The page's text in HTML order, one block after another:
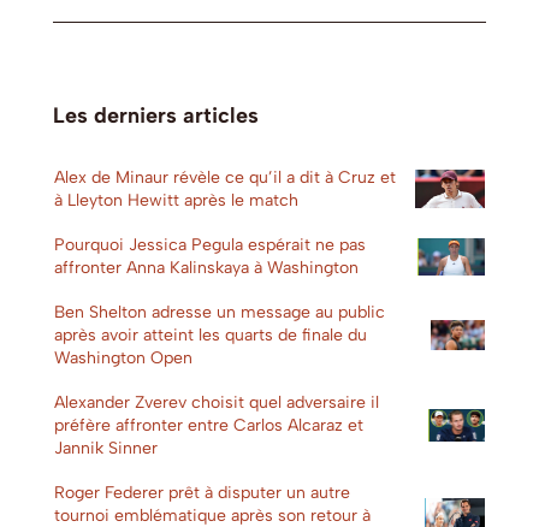
Les derniers articles
Alex de Minaur révèle ce qu’il a dit à Cruz et
à Lleyton Hewitt après le match
Pourquoi Jessica Pegula espérait ne pas
affronter Anna Kalinskaya à Washington
Ben Shelton adresse un message au public
après avoir atteint les quarts de finale du
Washington Open
Alexander Zverev choisit quel adversaire il
préfère affronter entre Carlos Alcaraz et
Jannik Sinner
Roger Federer prêt à disputer un autre
tournoi emblématique après son retour à